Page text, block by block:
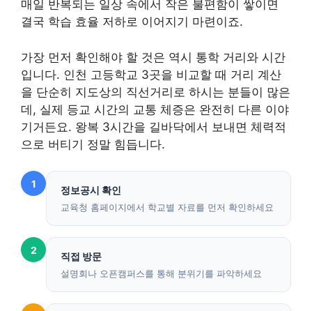
매일 반복되는 일상 속에서 작은 불편함이 쌓이면
결국 학습 효율 저하로 이어지기 마련이죠.
가장 먼저 확인해야 할 것은 역시 통학 거리와 시간
입니다. 인천 고등학교 3곳을 비교할 때 거리 계산
을 단순히 지도상의 직선거리로 하시는 분들이 많은
데, 실제 등교 시간의 교통 체증은 완전히 다른 이야
기거든요. 왕복 3시간을 길바닥에서 보내면 체력적
으로 버티기 정말 힘듭니다.
1
정보공시 확인
교육청 홈페이지에서 학교별 자료를 먼저 확인하세요
2
직접 방문
설명회나 오픈캠퍼스를 통해 분위기를 파악하세요